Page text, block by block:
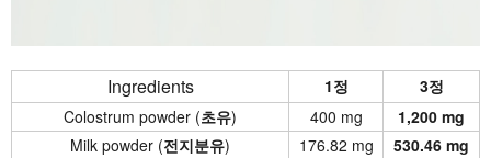
Ingredients 1정
3정
Colostrum powder (초유) 400 mg
1,200 mg
Milk powder (전지분유) 176.82 mg
530.46 mg